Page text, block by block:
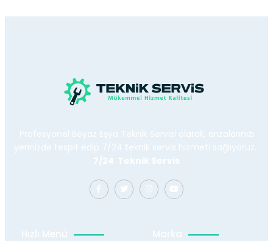
Profesyonel Beyaz Eşya Teknik Servisi olarak, arızalarınızı
yerinizde tespit edip 7/24 teknik servis hizmeti sağlıyoruz.
7/24 Teknik Servis
Hızlı Menü Marka